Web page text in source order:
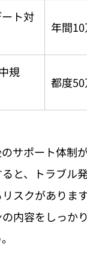
ト対
年間
規
都度
のサポート体制
と、トラブル
スクがありま
内容をしっか